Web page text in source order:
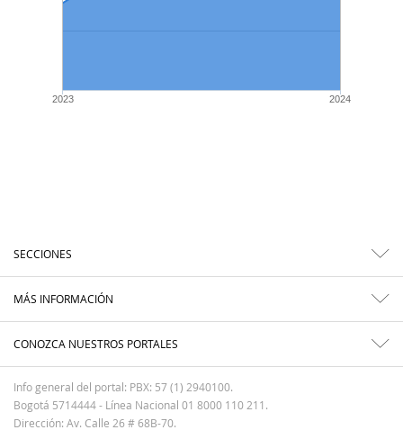
2023 2024
SECCIONES
MÁS INFORMACIÓN
CONOZCA NUESTROS PORTALES
Info general del portal: PBX: 57 (1) 2940100.
Bogotá 5714444 - Línea Nacional 01 8000 110 211.
Dirección: Av. Calle 26 # 68B-70.